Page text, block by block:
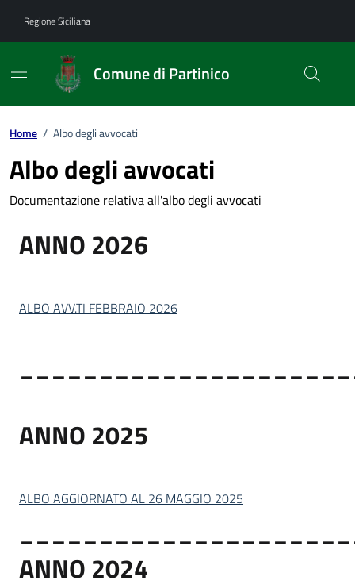
Regione Siciliana
Comune di Partinico
Home / Albo degli avvocati
Albo degli avvocati
Documentazione relativa all'albo degli avvocati
ANNO 2026
ALBO AVV.TI FEBBRAIO 2026
ANNO 2025
ALBO AGGIORNATO AL 26 MAGGIO 2025
ANNO 2024